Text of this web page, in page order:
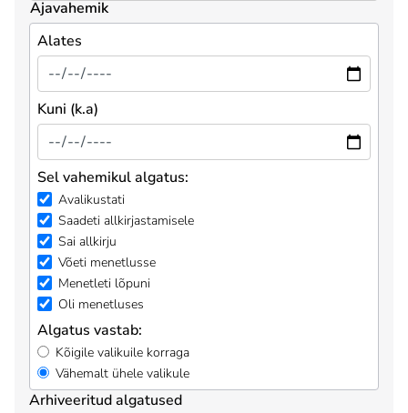
Ajavahemik
Alates
Kuni (k.a)
Sel vahemikul algatus:
Avalikustati
Saadeti allkirjastamisele
Sai allkirju
Võeti menetlusse
Menetleti lõpuni
Oli menetluses
Algatus vastab:
Kõigile valikuile korraga
Vähemalt ühele valikule
Arhiveeritud algatused